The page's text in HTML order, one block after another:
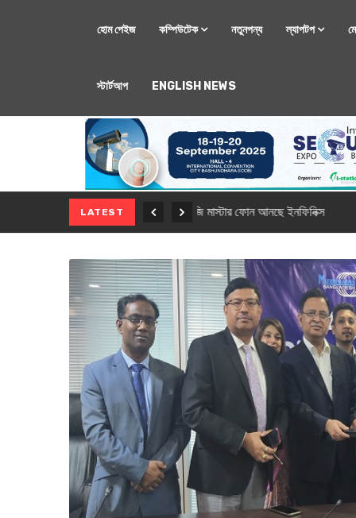
হোম পেইজ কম্পিউটেক নতুনপন্য ল্যাপটপ
স্টার্টআপ ENGLISH NEWS
LATEST মোবাইল নতুন সি-সিরিজ